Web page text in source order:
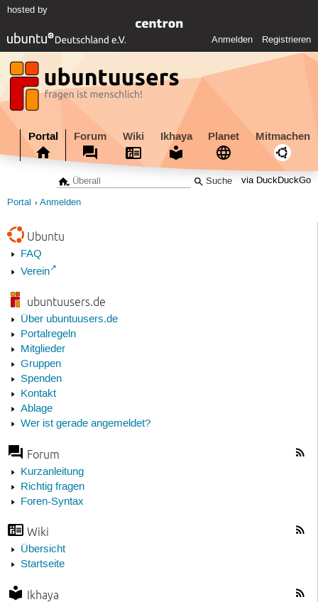
hosted by
Anmelden Registrieren
Portal Forum Wiki Ikhaya Planet Mitmachen
via DuckDuckGo
Portal Anmelden
Ubuntu
FAQ
Verein
ubuntuusers.de
Über ubuntuusers.de
Portalregeln
Mitglieder
Gruppen
Spenden
Kontakt
Ablage
Wer ist gerade angemeldet?
Forum
Kurzanleitung
Richtig fragen
Foren-Syntax
Wiki
Übersicht
Startseite
Ikhaya